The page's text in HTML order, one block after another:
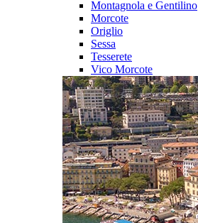
Montagnola e Gentilino
Morcote
Origlio
Sessa
Tesserete
Vico Morcote